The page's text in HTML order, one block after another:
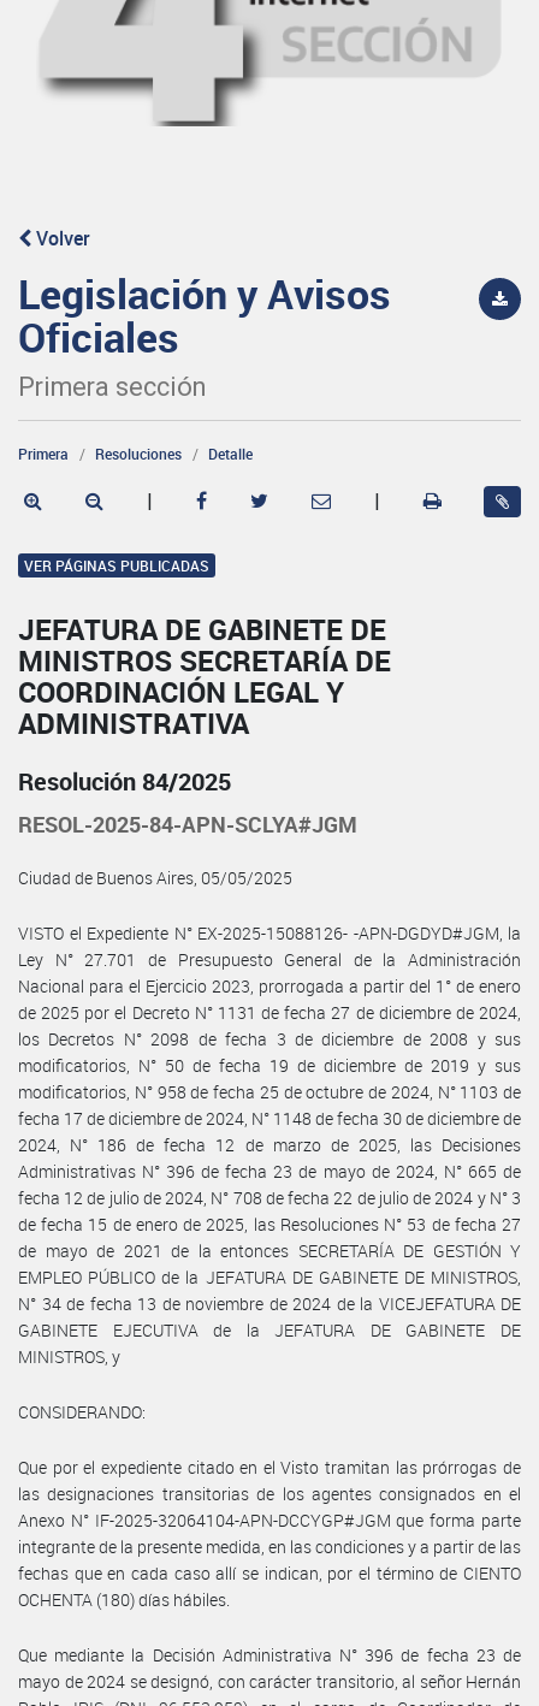
Volver
Legislación y Avisos
Oficiales
Primera sección
Primera Resoluciones Detalle
| |
VER PÁGINAS PUBLICADAS
JEFATURA DE GABINETE DE
MINISTROS SECRETARÍA DE
COORDINACIÓN LEGAL Y
ADMINISTRATIVA
Resolución 84/2025
RESOL-2025-84-APN-SCLYA#JGM
Ciudad de Buenos Aires, 05/05/2025
VISTO el Expediente N° EX-2025-15088126- -APN-DGDYD#JGM, la
Ley N° 27.701 de Presupuesto General de la Administración
Nacional para el Ejercicio 2023, prorrogada a partir del 1° de enero
de 2025 por el Decreto N° 1131 de fecha 27 de diciembre de 2024,
los Decretos N° 2098 de fecha 3 de diciembre de 2008 y sus
modificatorios, N° 50 de fecha 19 de diciembre de 2019 y sus
modificatorios, N° 958 de fecha 25 de octubre de 2024, N° 1103 de
fecha 17 de diciembre de 2024, N° 1148 de fecha 30 de diciembre de
2024, N° 186 de fecha 12 de marzo de 2025, las Decisiones
Administrativas N° 396 de fecha 23 de mayo de 2024, N° 665 de
fecha 12 de julio de 2024, N° 708 de fecha 22 de julio de 2024 y N° 3
de fecha 15 de enero de 2025, las Resoluciones N° 53 de fecha 27
de mayo de 2021 de la entonces SECRETARÍA DE GESTIÓN Y
EMPLEO PÚBLICO de la JEFATURA DE GABINETE DE MINISTROS,
N° 34 de fecha 13 de noviembre de 2024 de la VICEJEFATURA DE
GABINETE EJECUTIVA de la JEFATURA DE GABINETE DE
MINISTROS, y
CONSIDERANDO:
Que por el expediente citado en el Visto tramitan las prórrogas de
las designaciones transitorias de los agentes consignados en el
Anexo N° IF-2025-32064104-APN-DCCYGP#JGM que forma parte
integrante de la presente medida, en las condiciones y a partir de las
fechas que en cada caso allí se indican, por el término de CIENTO
OCHENTA (180) días hábiles.
Que mediante la Decisión Administrativa N° 396 de fecha 23 de
mayo de 2024 se designó, con carácter transitorio, al señor Hernán